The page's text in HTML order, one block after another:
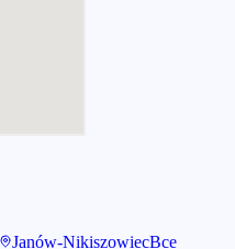
Janów-NikiszowiecВсе